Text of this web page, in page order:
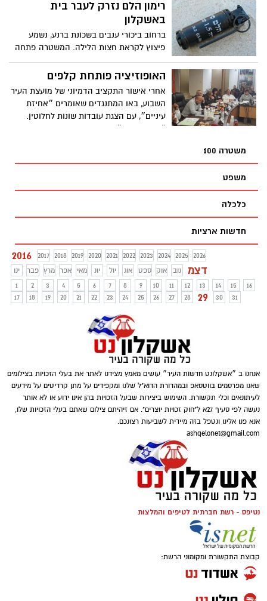
רימון הלם נזרק לעבר בית
באשקלון
ברחוב ביכורי ענבים בשכונת ברנע, נשמע
פיצוץ לקראת חצות הלילה. המשטרה פתחה
בחקירה
האופוזיציה פותחת קלפים
אחרי אישור התקציב הדמיוני של מועצת העיר
השבוע, באו המתנגדים שאומרים ״אחיזת
עיניים״, עם הצגת עובדות שונות לחלוטין.
״הכל יחצנות״ אומרים האופוזיציונרים.
משטרה 100
משפט
כלכלה
חדשות ארציות
2016 2017 2018 2019 2020 2021 2022 2023 2024 2025
2026
ינו
פבר מרץ אפר מאי יונ יול אוג ספט אוק נוב דצמ
1 2 3 4 5 6 7 8 9 10 11 12 13 14 15
16
17
18 19 20 21 22 23 24 25 26 27 28 29 30 31
אנחנו ב ״אשקלונט חדשות העיר״ עושים מאמץ מצידנו לאתר את בעלי הזכויות בצילומים
שאנו מפרסמים בווטסאפ ובמהדורת הדוא"ל שלנו ומקפידים על מתן קרדיטים על מידעים
לעיתונאים וכלי תקשורת. השימוש ביצירות שבעל הזכויות בהן אינו ידוע או לא אותר
נעשה לפי סעיף 27א ל"חוק זכויות יוצרים". אם זיהיתם צילום שאתם בעלי הזכויות שלו,
אנא פנו אלינו ונטפל בזה מיידית לשביעות רצונכם.
ashqelonet@gmail.com
נטיפס - רשת חברתית לטיפים והמלצות
קבוצת התקשורת ומקומוני הרשת: